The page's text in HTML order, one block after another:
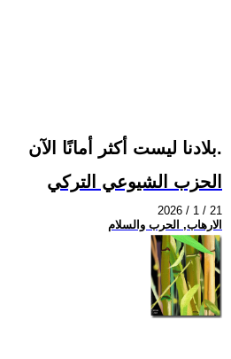
بلادنا ليست أكثر أمانًا الآن.
الحزب الشيوعي التركي
2026 / 1 / 21
الارهاب, الحرب والسلام